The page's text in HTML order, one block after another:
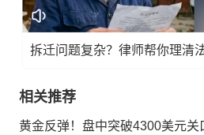
拆迁问题复杂？律师帮你理清
相关推荐
黄金反弹！盘中突破4300美元关